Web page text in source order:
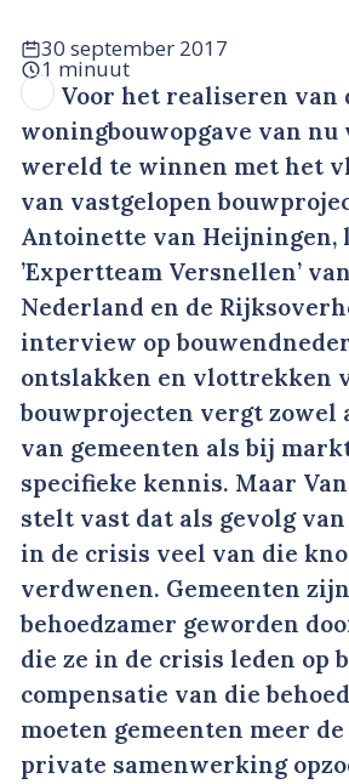
30 september 2017
1 minuut
Voor het realiseren van
woningbouwopgave van nu
wereld te winnen met het
van vastgelopen
Antoinette van Heijningen,
’Expertteam Versnellen’
Nederland en de
interview op
ontslakken en vlottrekken
bouwprojecten vergt zowel
van gemeenten als bij
specifieke kennis. Maar
stelt vast dat als gevolg
in de crisis veel van die
verdwenen. Gemeenten
behoedzamer geworden
die ze in de crisis leden op
compensatie van die
moeten gemeenten meer
private samenwerking